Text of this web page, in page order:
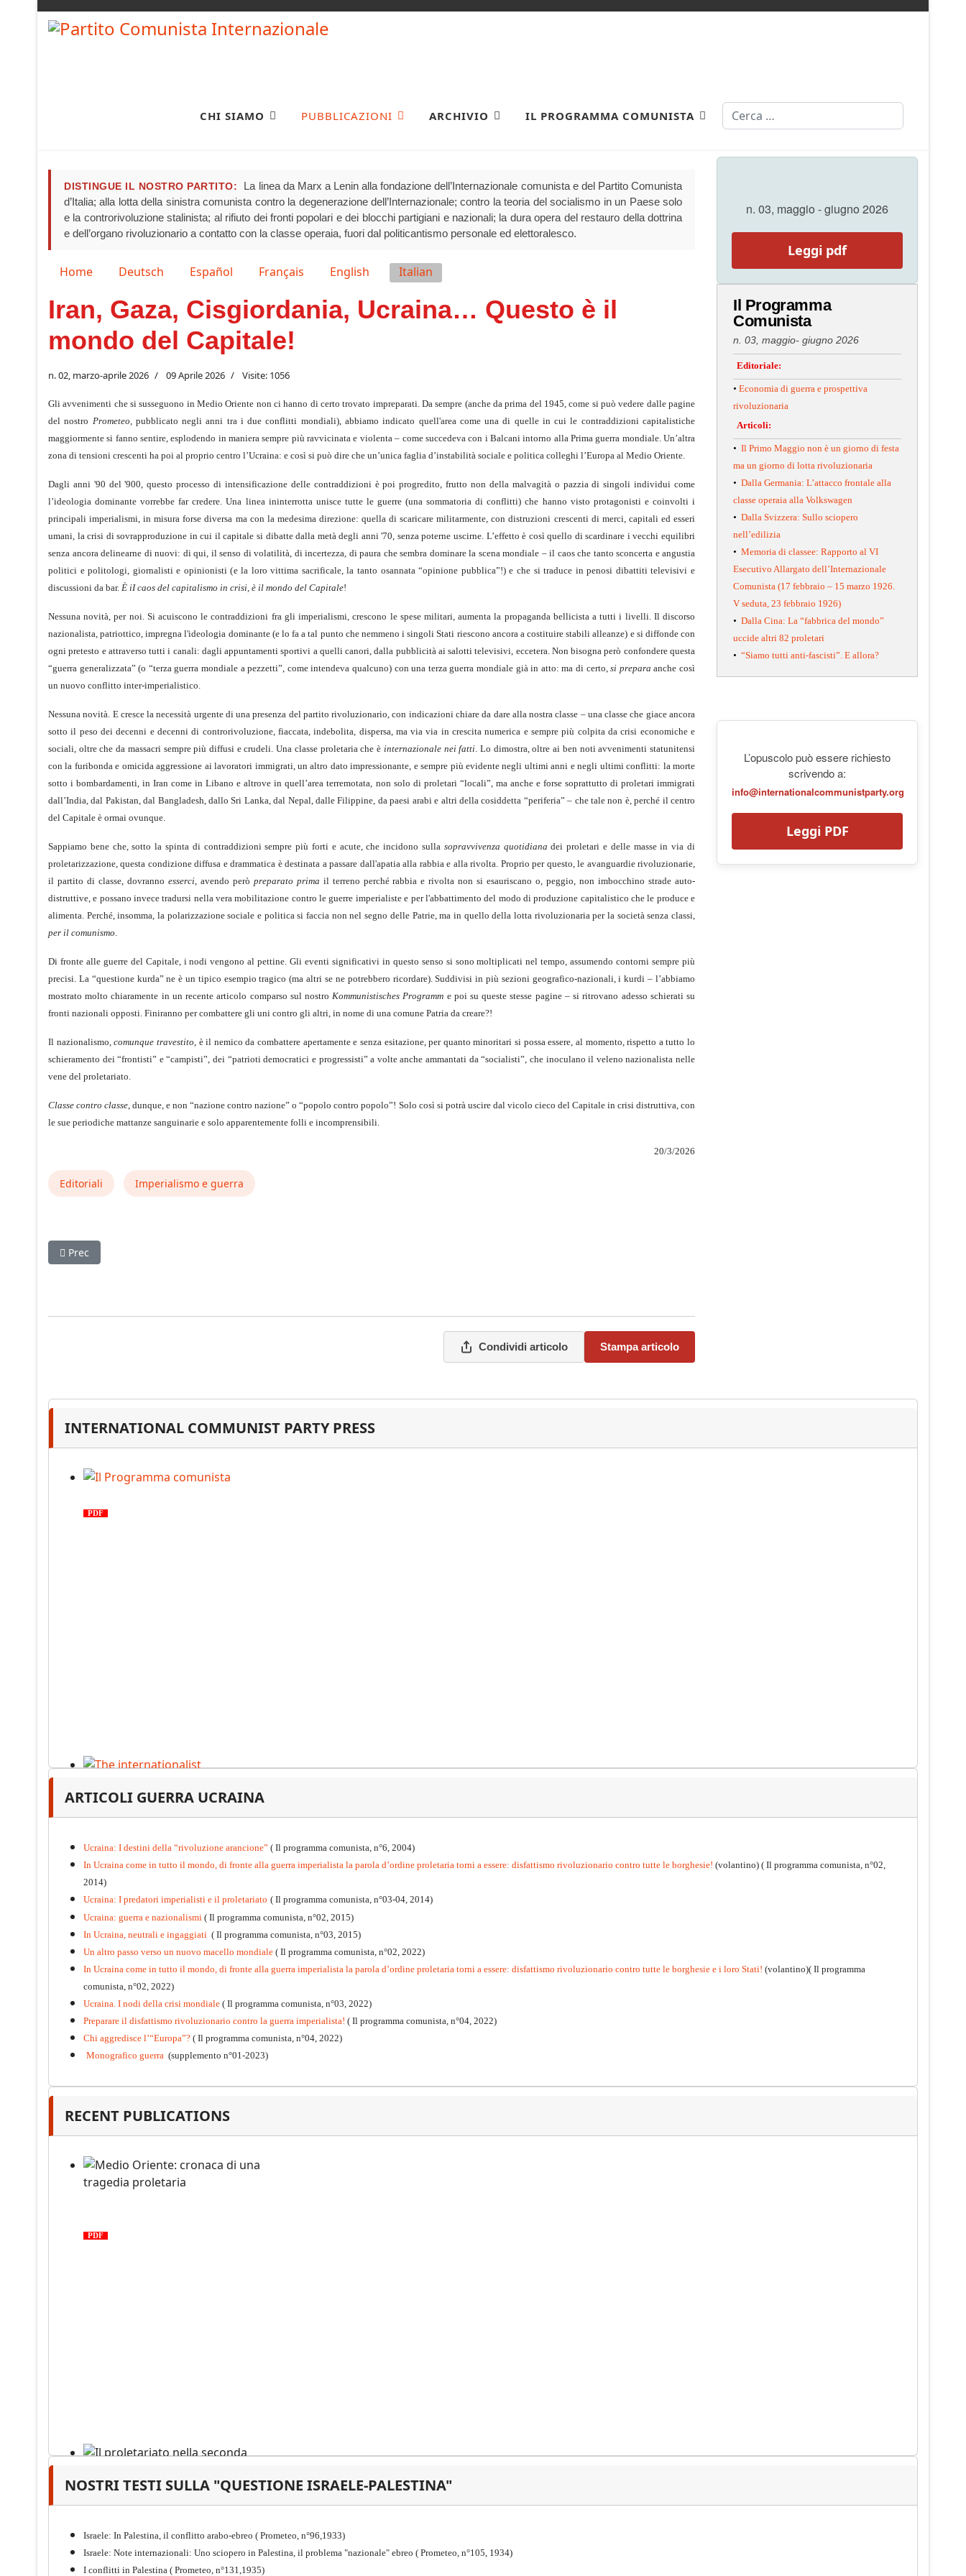
CHI SIAMO PUBBLICAZIONI ARCHIVIO IL PROGRAMMA COMUNISTA Cerca
DISTINGUE IL NOSTRO PARTITO:
La linea da Marx a Lenin alla fondazione dell’Internazionale comunista e del Partito Comunista
d’Italia; alla lotta della sinistra comunista contro la degenerazione dell’Internazionale; contro la teoria del socialismo in un Paese solo
e la controrivoluzione stalinista; al rifiuto dei fronti popolari e dei blocchi partigiani e nazionali; la dura opera del restauro della dottrina
e dell’organo rivoluzionario a contatto con la classe operaia, fuori dal politicantismo personale ed elettoralesco.
Seleziona la tua lingua
Home Deutsch Español Français English Italian
Iran, Gaza, Cisgiordania, Ucraina… Questo è il
mondo del Capitale!
n. 02, marzo-aprile 2026 09 Aprile 2026 Visite: 1056
Gli avvenimenti che si susseguono in Medio Oriente non ci hanno di certo trovato impreparati. Da sempre (anche da prima del 1945, come si può vedere dalle pagine
del nostro Prometeo , pubblicato negli anni tra i due conflitti mondiali), abbiamo indicato quell'area come una di quelle in cui le contraddizioni capitalistiche
maggiormente si fanno sentire, esplodendo in maniera sempre più ravvicinata e violenta – come succedeva con i Balcani intorno alla Prima guerra mondiale. Un’altra
zona di tensioni crescenti ha poi al proprio centro l’Ucraina: e così si può dire che un’unica faglia d’instabilità sociale e politica colleghi l’Europa al Medio Oriente.
Dagli anni '90 del '900, questo processo di intensificazione delle contraddizioni è poi progredito, frutto non della malvagità o pazzia di singoli individui come
l’ideologia dominante vorrebbe far credere. Una linea ininterrotta unisce tutte le guerre (una sommatoria di conflitti) che hanno visto protagonisti e coinvolti i
principali imperialismi, in misura forse diversa ma con la medesima direzione: quella di scaricare militarmente, con distruzioni crescenti di merci, capitali ed esseri
umani, la crisi di sovrapproduzione in cui il capitale si dibatte dalla metà degli anni '70, senza poterne uscirne. L’effetto è così quello di scardinare i vecchi equilibri
senza ancora delinearne di nuovi: di qui, il senso di volatilità, di incertezza, di paura che sembra dominare la scena mondiale – il caos che tanto sconcerta e angustia
politici e politologi, giornalisti e opinionisti (e la loro vittima sacrificale, la tanto osannata “opinione pubblica”!) e che si traduce in penosi dibattiti televisivi e
discussioni da bar. È iI caos del capitalismo in crisi, è il mondo del Capitale!
Nessuna novità, per noi. Si acuiscono le contraddizioni fra gli imperialismi, crescono le spese militari, aumenta la propaganda bellicista a tutti i livelli. Il discorso
nazionalista, patriottico, impregna l'ideologia dominante (e lo fa a tal punto che nemmeno i singoli Stati riescono ancora a costituire stabili alleanze) e si diffonde con
ogni pretesto e attraverso tutti i canali: dagli appuntamenti sportivi a quelli canori, dalla pubblicità ai salotti televisivi, eccetera. Non bisogna però confondere questa
“guerra generalizzata” (o “terza guerra mondiale a pezzetti”, come intendeva qualcuno) con una terza guerra mondiale già in atto: ma di certo,si preparaanche così
un nuovo conflitto inter-imperialistico.
Nessuna novità. E cresce la necessità urgente di una presenza del partito rivoluzionario, con indicazioni chiare da dare alla nostra classe – una classe che giace ancora
sotto il peso dei decenni e decenni di controrivoluzione, fiaccata, indebolita, dispersa, ma via via in crescita numerica e sempre più colpita da crisi economiche e
sociali, oltre che da massacri sempre più diffusi e crudeli. Una classe proletaria che è internazionale nei fatti . Lo dimostra, oltre ai ben noti avvenimenti statunitensi
con la furibonda e omicida aggressione ai lavoratori immigrati, un altro dato impressionante, e sempre più evidente negli ultimi anni e negli ultimi conflitti: la morte
sotto i bombardamenti, in Iran come in Libano e altrove in quell’area terremotata, non solo di proletari “locali”, ma anche e forse soprattutto di proletari immigrati
dall’India, dal Pakistan, dal Bangladesh, dallo Sri Lanka, dal Nepal, dalle Filippine, da paesi arabi e altri della cosiddetta “periferia” – che tale non è, perché il centro
del Capitale è ormai ovunque.
Sappiamo bene che, sotto la spinta di contraddizioni sempre più forti e acute, che incidono sulla sopravvivenza quotidiana dei proletari e delle masse in via di
proletarizzazione, questa condizione diffusa e drammatica è destinata a passare dall'apatia alla rabbia e alla rivolta. Proprio per questo, le avanguardie rivoluzionarie,
il partito di classe, dovranno esserci , avendo però preparato prima il terreno perché rabbia e rivolta non si esauriscano o, peggio, non imbocchino strade auto-
distruttive, e possano invece tradursi nella vera mobilitazione contro le guerre imperialiste e per l'abbattimento del modo di produzione capitalistico che le produce e
alimenta. Perché, insomma, la polarizzazione sociale e politica si faccia non nel segno delle Patrie, ma in quello della lotta rivoluzionaria per la società senza classi,
per il comunismo
Di fronte alle guerre del Capitale, i nodi vengono al pettine. Gli eventi significativi in questo senso si sono moltiplicati nel tempo, assumendo contorni sempre più
precisi. La “questione kurda” ne è un tipico esempio tragico (ma altri se ne potrebbero ricordare). Suddivisi in più sezioni geografico-nazionali, i kurdi – l’abbiamo
mostrato molto chiaramente in un recente articolo comparso sul nostro Kommunistisches Programm e poi su queste stesse pagine – si ritrovano adesso schierati su
fronti nazionali opposti. Finiranno per combattere gli uni contro gli altri, in nome di una comune Patria da creare?!
Il nazionalismo,comunque travestito , è il nemico da combattere apertamente e senza esitazione, per quanto minoritari si possa essere, al momento, rispetto a tutto lo
schieramento dei “frontisti” e “campisti”, dei “patrioti democratici e progressisti” a volte anche ammantati da “socialisti”, che inoculano il veleno nazionalista nelle
vene del proletariato.
Classe contro classe , dunque, e non “nazione contro nazione” o “popolo contro popolo”! Solo così si potrà uscire dal vicolo cieco del Capitale in crisi distruttiva, con
le sue periodiche mattanze sanguinarie e solo apparentemente folli e incomprensibili.
20/3/2026
Editoriali Imperialismo e guerra
Articolo precedente: Contro le guerre imperialiste, sempre e comunque disfattismo rivoluzionario
Prec
Condividi articolo Stampa articolo
n. 03, maggio - giugno 2026
Leggi pdf
Il Programma
Comunista
n. 03, maggio- giugno 2026
Editoriale:
• Economia di guerra e prospettiva
rivoluzionaria
Articoli:
• Il Primo Maggio non è un giorno di festa
ma un giorno di lotta rivoluzionaria
• Dalla Germania: L’attacco frontale alla
classe operaia alla Volkswagen
• Dalla Svizzera: Sullo sciopero
nell’edilizia
• Memoria di classee: Rapporto al VI
Esecutivo Allargato dell’Internazionale
Comunista (17 febbraio – 15 marzo 1926.
V seduta, 23 febbraio 1926)
• Dalla Cina: La “fabbrica del mondo”
uccide altri 82 proletari
• “Siamo tutti anti-fascisti”. E allora?
L’opuscolo può essere richiesto
scrivendo a:
info@internationalcommunistparty.org
Leggi PDF
INTERNATIONAL COMMUNIST PARTY PRESS
PDF
PDF n.12, 2026
PDF n°10 - 2026
ARTICOLI GUERRA UCRAINA
Ucraina: I destini della “rivoluzione arancione” ( Il programma comunista, n°6, 2004)
In Ucraina come in tutto il mondo, di fronte alla guerra imperialista la parola d’ordine proletaria torni a essere: disfattismo rivoluzionario contro tutte le borghesie! (volantino) ( Il programma comunista, n°02,
2014)
Ucraina: I predatori imperialisti e il proletariato ( Il programma comunista, n°03-04, 2014)
Ucraina: guerra e nazionalismi ( Il programma comunista, n°02, 2015)
In Ucraina, neutrali e ingaggiati ( Il programma comunista, n°03, 2015)
Un altro passo verso un nuovo macello mondiale ( Il programma comunista, n°02, 2022)
In Ucraina come in tutto il mondo, di fronte alla guerra imperialista la parola d’ordine proletaria torni a essere: disfattismo rivoluzionario contro tutte le borghesie e i loro Stati! (volantino)( Il programma
comunista, n°02, 2022)
Ucraina. I nodi della crisi mondiale ( Il programma comunista, n°03, 2022)
Preparare il disfattismo rivoluzionario contro la guerra imperialista! ( Il programma comunista, n°04, 2022)
Chi aggredisce l’“Europa”? ( Il programma comunista, n°04, 2022)
Monografico guerra (supplemento n°01-2023)
RECENT PUBLICATIONS
PDF
Il proletariato nella seconda
guerra mondiale e nella
PDF Quaderno n°4 (nuova edizione 2021)
NOSTRI TESTI SULLA "QUESTIONE ISRAELE-PALESTINA"
Israele: In Palestina, il conflitto arabo-ebreo ( Prometeo, n°96,1933)
Israele: Note internazionali: Uno sciopero in Palestina, il problema "nazionale" ebreo ( Prometeo, n°105, 1934)
I conflitti in Palestina ( Prometeo, n°131,1935)